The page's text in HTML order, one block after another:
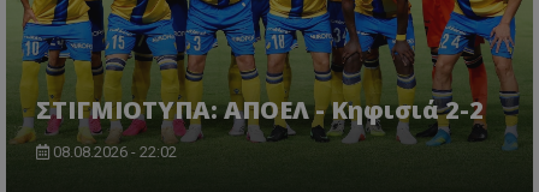
ΣΤΙΓΜΙΟΤΥΠΑ: ΑΠΟΕΛ - Κηφισιά 2-2
08.08.2026 - 22:02